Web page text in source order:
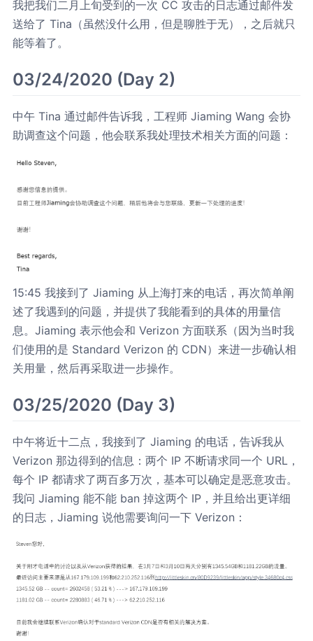
我把我们二月上旬受到的一次 CC 攻击的日志通过邮件发
送给了 Tina（虽然没什么用，但是聊胜于无），之后就只
能等着了。
03/24/2020 (Day 2)
中午 Tina 通过邮件告诉我，工程师 Jiaming Wang 会协
助调查这个问题，他会联系我处理技术相关方面的问题：
15:45 我接到了 Jiaming 从上海打来的电话，再次简单阐
述了我遇到的问题，并提供了我能看到的具体的用量信
息。Jiaming 表示他会和 Verizon 方面联系（因为当时我
们使用的是 Standard Verizon 的 CDN）来进一步确认相
关用量，然后再采取进一步操作。
03/25/2020 (Day 3)
中午将近十二点，我接到了 Jiaming 的电话，告诉我从
Verizon 那边得到的信息：两个 IP 不断请求同一个 URL，
每个 IP 都请求了两百多万次，基本可以确定是恶意攻击。
我问 Jiaming 能不能 ban 掉这两个 IP，并且给出更详细
的日志，Jiaming 说他需要询问一下 Verizon：